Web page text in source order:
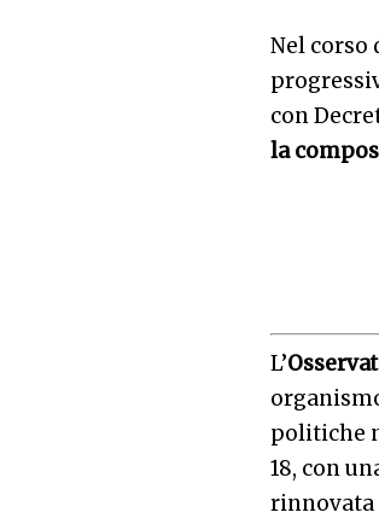
Nel corso
con
la
L’
politiche
18, con
rinnovata